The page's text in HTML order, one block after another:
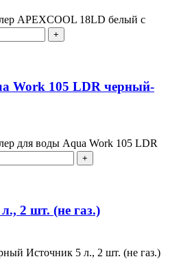
APEXCOOL 18LD белый с
Work 105 LDR черный-
для воды Aqua Work 105 LDR
2 шт. (не газ.)
Источник 5 л., 2 шт. (не газ.)